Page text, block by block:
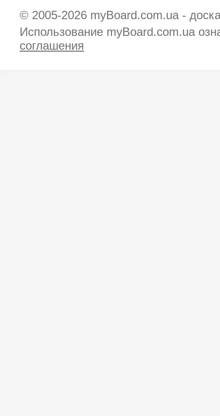
© 2005-2026 myBoard.com.ua -
Использование myBoard.com.ua
соглашения